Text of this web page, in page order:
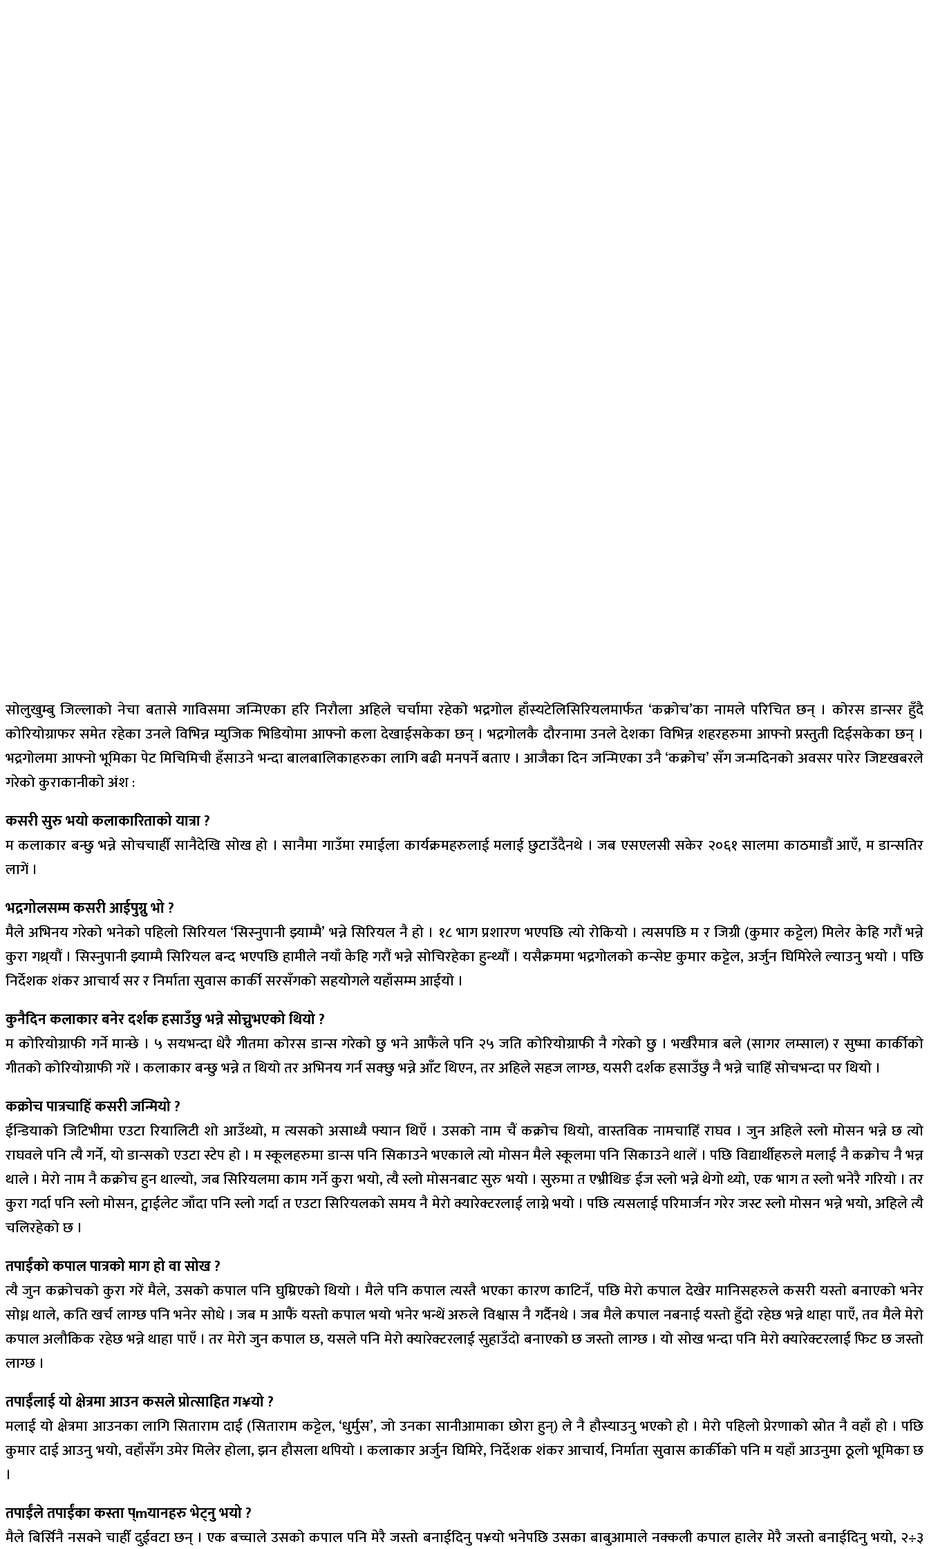
सोलुखुम्बु जिल्लाको नेचा बतासे गाविसमा जन्मिएका हरि निरौला अहिले चर्चामा रहेको भद्रगोल हाँस्यटेलिसिरियलमार्फत ‘कक्रोच’का नामले परिचित छन् । कोरस डान्सर हुँदै
कोरियोग्राफर समेत रहेका उनले विभिन्न म्युजिक भिडियोमा आफ्नो कला देखाईसकेका छन् । भद्रगोलकै दौरनामा उनले देशका विभिन्न शहरहरुमा आफ्नो प्रस्तुती दिईसकेका छन् ।
भद्रगोलमा आफ्नो भूमिका पेट मिचिमिची हँसाउने भन्दा बालबालिकाहरुका लागि बढी मनपर्ने बताए । आजैका दिन जन्मिएका उनै ‘कक्रोच’ सँग जन्मदिनको अवसर पारेर जिष्टखबरले
गरेको कुराकानीको अंश :
कसरी सुरु भयो कलाकारिताको यात्रा ?
म कलाकार बन्छु भन्ने सोचचाहीँ सानैदेखि सोख हो । सानैमा गाउँमा रमाईला कार्यक्रमहरुलाई मलाई छुटाउँदैनथे । जब एसएलसी सकेर २०६१ सालमा काठमाडौं आएँ, म डान्सतिर
लागें ।
भद्रगोलसम्म कसरी आईपुग्नु भो ?
मैले अभिनय गरेको भनेको पहिलो सिरियल ‘सिस्नुपानी झ्याम्मै’ भन्ने सिरियल नै हो । १८ भाग प्रशारण भएपछि त्यो रोकियो । त्यसपछि म र जिग्री (कुमार कट्टेल) मिलेर केहि गरौं भन्ने
कुरा गथ्र्यौं । सिस्नुपानी झ्याम्मै सिरियल बन्द भएपछि हामीले नयाँ केहि गरौं भन्ने सोचिरहेका हुन्थ्यौं । यसैक्रममा भद्रगोलको कन्सेप्ट कुमार कट्टेल, अर्जुन घिमिरेले ल्याउनु भयो । पछि
निर्देशक शंकर आचार्य सर र निर्माता सुवास कार्की सरसँगको सहयोगले यहाँसम्म आईयो ।
कुनैदिन कलाकार बनेर दर्शक हसाउँछु भन्ने सोच्नुभएको थियो ?
म कोरियोग्राफी गर्ने मान्छे । ५ सयभन्दा धेरै गीतमा कोरस डान्स गरेको छु भने आफैंले पनि २५ जति कोरियोग्राफी नै गरेको छु । भर्खरैमात्र बले (सागर लम्साल) र सुष्मा कार्कीको
गीतको कोरियोग्राफी गरें । कलाकार बन्छु भन्ने त थियो तर अभिनय गर्न सक्छु भन्ने आँट थिएन, तर अहिले सहज लाग्छ, यसरी दर्शक हसाउँछु नै भन्ने चाहिँ सोचभन्दा पर थियो ।
कक्रोच पात्रचाहिँ कसरी जन्मियो ?
ईन्डियाको जिटिभीमा एउटा रियालिटी शो आउँथ्यो, म त्यसको असाध्यै फ्यान थिएँ । उसको नाम चैं कक्रोच थियो, वास्तविक नामचाहिँ राघव । जुन अहिले स्लो मोसन भन्ने छ त्यो
राघवले पनि त्यै गर्ने, यो डान्सको एउटा स्टेप हो । म स्कूलहरुमा डान्स पनि सिकाउने भएकाले त्यो मोसन मैले स्कूलमा पनि सिकाउने थालें । पछि विद्यार्थीहरुले मलाई नै कक्रोच नै भन्न
थाले । मेरो नाम नै कक्रोच हुन थाल्यो, जब सिरियलमा काम गर्ने कुरा भयो, त्यै स्लो मोसनबाट सुरु भयो । सुरुमा त एभ्रीथिङ ईज स्लो भन्ने थेगो थ्यो, एक भाग त स्लो भनेरै गरियो । तर
कुरा गर्दा पनि स्लो मोसन, ट्वाईलेट जाँदा पनि स्लो गर्दा त एउटा सिरियलको समय नै मेरो क्यारेक्टरलाई लाग्ने भयो । पछि त्यसलाई परिमार्जन गरेर जस्ट स्लो मोसन भन्ने भयो, अहिले त्यै
चलिरहेको छ ।
तपाईंको कपाल पात्रको माग हो वा सोख ?
त्यै जुन कक्रोचको कुरा गरें मैले, उसको कपाल पनि घुम्रिएको थियो । मैले पनि कपाल त्यस्तै भएका कारण काटिनँ, पछि मेरो कपाल देखेर मानिसहरुले कसरी यस्तो बनाएको भनेर
सोध्न थाले, कति खर्च लाग्छ पनि भनेर सोधे । जब म आफैं यस्तो कपाल भयो भनेर भन्थें अरुले विश्वास नै गर्दैनथे । जब मैले कपाल नबनाई यस्तो हुँदो रहेछ भन्ने थाहा पाएँ, तव मैले मेरो
कपाल अलौकिक रहेछ भन्ने थाहा पाएँ । तर मेरो जुन कपाल छ, यसले पनि मेरो क्यारेक्टरलाई सुहाउँदो बनाएको छ जस्तो लाग्छ । यो सोख भन्दा पनि मेरो क्यारेक्टरलाई फिट छ जस्तो
लाग्छ ।
तपाईंलाई यो क्षेत्रमा आउन कसले प्रोत्साहित ग¥यो ?
मलाई यो क्षेत्रमा आउनका लागि सिताराम दाई (सिताराम कट्टेल, ‘धुर्मुस’, जो उनका सानीआमाका छोरा हुन्) ले नै हौस्याउनु भएको हो । मेरो पहिलो प्रेरणाको स्रोत नै वहाँ हो । पछि
कुमार दाई आउनु भयो, वहाँसँग उमेर मिलेर होला, झन हौसला थपियो । कलाकार अर्जुन घिमिरे, निर्देशक शंकर आचार्य, निर्माता सुवास कार्कीको पनि म यहाँ आउनुमा ठूलो भूमिका छ
।
तपाईंले तपाईंका कस्ता प्mयानहरु भेट्नु भयो ?
मैले बिर्सिनै नसक्ने चाहीँ दुईवटा छन् । एक बच्चाले उसको कपाल पनि मेरै जस्तो बनाईदिनु प¥यो भनेपछि उसका बाबुआमाले नक्कली कपाल हालेर मेरै जस्तो बनाईदिनु भयो, २÷३